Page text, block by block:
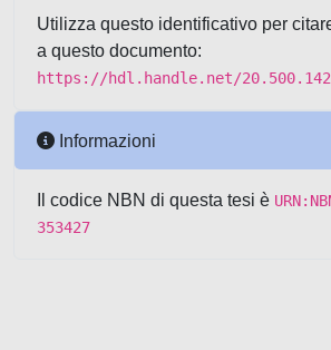
Utilizza questo identificativo per
a questo documento:
https://hdl.handle.net/
Informazioni
Il codice NBN di questa tesi è
353427